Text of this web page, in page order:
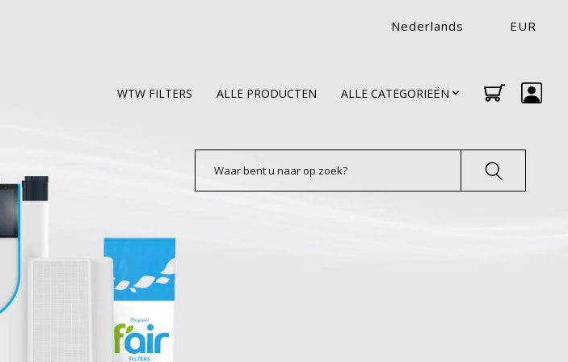
Nederlands EUR
WTW FILTERS ALLE PRODUCTEN ALLE CATEGORIEËN